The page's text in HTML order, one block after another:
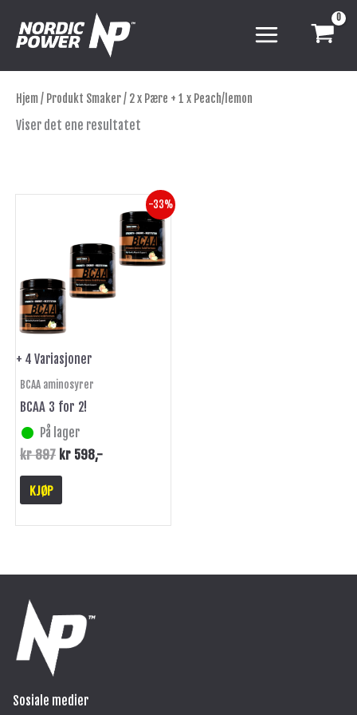
rett
Hjem/ Produkt Smaker / 2 x Pære + 1 x Peach/lemon
Viser det ene resultatet
-33%
+ 4 Variasjoner
BCAA aminosyrer
BCAA 3 for 2!
På lager
kr897
kr 897.
kr 598
Nåværende
kr 598.
,-
KJØP
har
flere
varianter.
Alternativene
kan
velges
på
Sosiale medier